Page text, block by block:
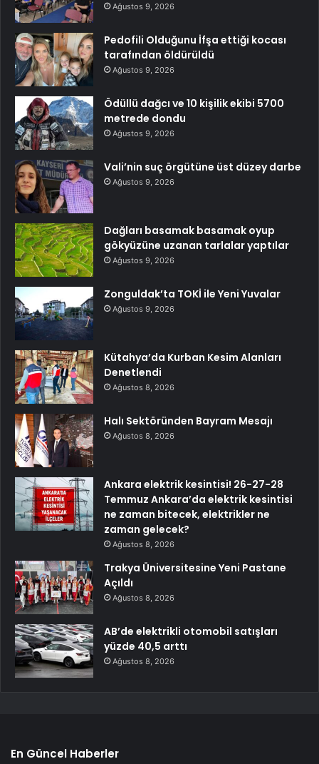
Ağustos 9, 2026
Pedofili Olduğunu İfşa ettiği kocası
tarafından öldürüldü
Ağustos 9, 2026
Ödüllü dağcı ve 10 kişilik ekibi 5700
metrede dondu
Ağustos 9, 2026
Vali’nin suç örgütüne üst düzey darbe
Ağustos 9, 2026
Dağları basamak basamak oyup
gökyüzüne uzanan tarlalar yaptılar
Ağustos 9, 2026
Zonguldak’ta TOKİ ile Yeni Yuvalar
Ağustos 9, 2026
Kütahya’da Kurban Kesim Alanları
Denetlendi
Ağustos 8, 2026
Halı Sektöründen Bayram Mesajı
Ağustos 8, 2026
Ankara elektrik kesintisi! 26-27-28
Temmuz Ankara’da elektrik kesintisi
ne zaman bitecek, elektrikler ne
zaman gelecek?
Ağustos 8, 2026
Trakya Üniversitesine Yeni Pastane
Açıldı
Ağustos 8, 2026
AB’de elektrikli otomobil satışları
yüzde 40,5 arttı
Ağustos 8, 2026
En Güncel Haberler